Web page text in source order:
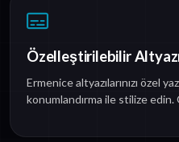
Özelleştirilebilir
Ermenice altyazılarınızı özel
konumlandırma ile stilize